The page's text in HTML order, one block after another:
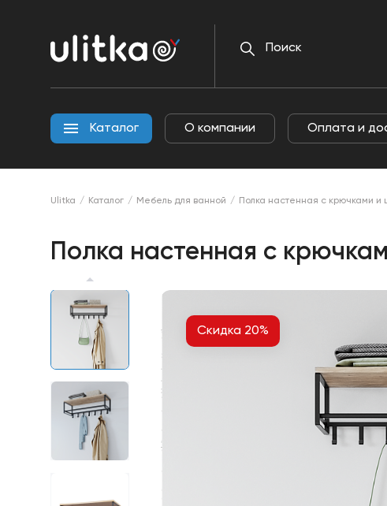
Каталог О компании Оплата и
Каталог
Ulitka Каталог Мебель для ванной Полка настенная с крючками и
Полка настенная с
Скидка 20%